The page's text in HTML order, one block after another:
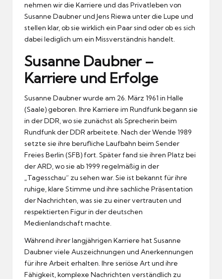
nehmen wir die Karriere und das Privatleben von
Susanne Daubner und Jens Riewa unter die Lupe und
stellen klar, ob sie wirklich ein Paar sind oder ob es sich
dabei lediglich um ein Missverständnis handelt.
Susanne Daubner –
Karriere und Erfolge
Susanne Daubner wurde am 26. März 1961 in Halle
(Saale) geboren. Ihre Karriere im Rundfunk begann sie
in der DDR, wo sie zunächst als Sprecherin beim
Rundfunk der DDR arbeitete. Nach der Wende 1989
setzte sie ihre berufliche Laufbahn beim Sender
Freies Berlin (SFB) fort. Später fand sie ihren Platz bei
der ARD, wo sie ab 1999 regelmäßig in der
„Tagesschau“ zu sehen war. Sie ist bekannt für ihre
ruhige, klare Stimme und ihre sachliche Präsentation
der Nachrichten, was sie zu einer vertrauten und
respektierten Figur in der deutschen
Medienlandschaft machte.
Während ihrer langjährigen Karriere hat Susanne
Daubner viele Auszeichnungen und Anerkennungen
für ihre Arbeit erhalten. Ihre seriöse Art und ihre
Fähigkeit, komplexe Nachrichten verständlich zu